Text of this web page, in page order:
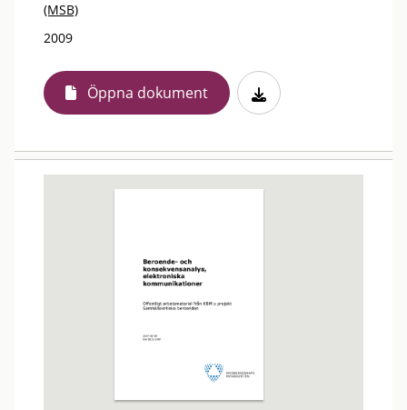
(MSB)
2009
Öppna dokument